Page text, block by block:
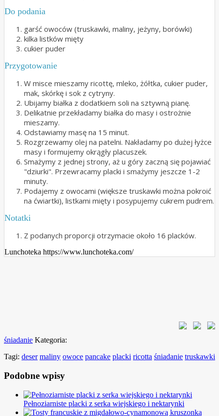
Do podania
garść owoców (truskawki, maliny, jeżyny, borówki)
kilka listków mięty
cukier puder
Przygotowanie
W misce mieszamy ricottę, mleko, żółtka, cukier puder,
mak, skórkę i sok z cytryny.
Ubijamy białka z dodatkiem soli na sztywną pianę.
Delikatnie przekładamy białka do masy i ostrożnie
mieszamy.
Odstawiamy masę na 15 minut.
Rozgrzewamy olej na patelni. Nakładamy po dużej łyżce
masy i formujemy okrągły placuszek.
Smażymy z jednej strony, aż u góry zaczną się pojawiać
"dziurki". Przewracamy placki i smażymy jeszcze 1-2
minuty.
Podajemy z owocami (większe truskawki można pokroić
na ćwiartki), listkami mięty i posypujemy cukrem pudrem.
Notatki
Z podanych proporcji otrzymacie około 16 placków.
Lunchoteka https://www.lunchoteka.com/
śniadanie Kategoria:
Tagi: deser maliny owoce pancake placki ricotta śniadanie truskawki
Podobne wpisy
Pełnoziarniste placki z serka wiejskiego i nektarynki